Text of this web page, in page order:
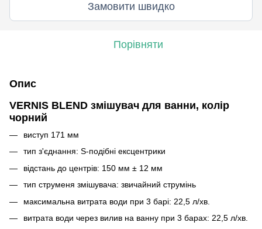
Замовити швидко
Порівняти
Опис
VERNIS BLEND змішувач для ванни, колір
чорний
виступ 171 мм
тип з'єднання: S-подібні ексцентрики
відстань до центрів: 150 мм ± 12 мм
тип струменя змішувача: звичайний струмінь
максимальна витрата води при 3 барі: 22,5 л/хв.
витрата води через вилив на ванну при 3 барах: 22,5 л/хв.